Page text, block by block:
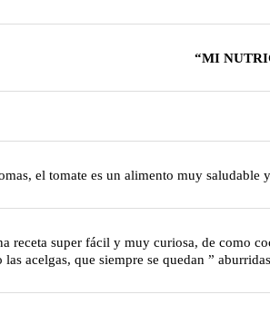
“MI
el tomate es un alimento muy saludable
receta super fácil y muy curiosa, de como
las acelgas, que siempre se quedan ”